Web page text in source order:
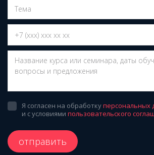
Я согласен на обработкуперсональных
и с условиями пользовательского
отправить